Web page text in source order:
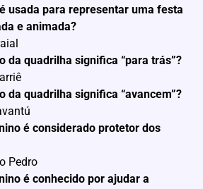
usada para representar uma festa
e animada?
da quadrilha significa “para trás”?
da quadrilha significa “avancem”?
é considerado protetor dos
Pedro
é conhecido por ajudar a